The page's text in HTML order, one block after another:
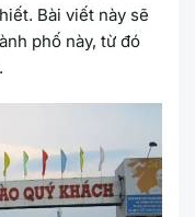
Bài viết này sẽ
phố này, từ đó